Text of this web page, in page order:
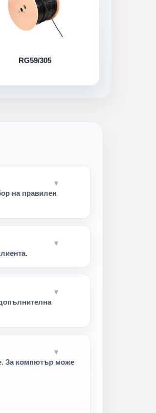
RG59/305
на правилен
За компютър може